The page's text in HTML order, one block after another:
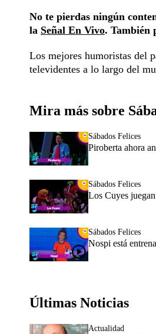
No te pierdas ningún
la Señal En Vivo. También
Los mejores humoristas del
televidentes a lo largo del
Mira más sobre
Sábados Felices
Piroberta ahora
Sábados Felices
Los Cuyes
Sábados Felices
Nospi está
Últimas Noticias
Actualidad